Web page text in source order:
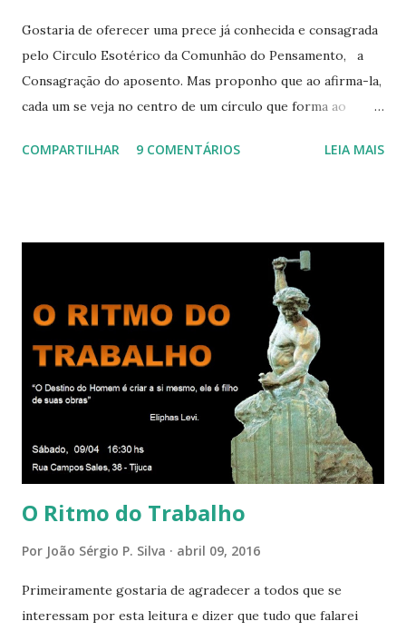
Gostaria de oferecer uma prece já conhecida e consagrada
pelo Circulo Esotérico da Comunhão do Pensamento, a
Consagração do aposento. Mas proponho que ao afirma-la,
cada um se veja no centro de um círculo que forma ao
cada um de nós mesmos. Um círculo que cresce e se
relacionamos e vai se ampliando e tocando os círculos
iluminados daqueles com que cooperamos, formando um
círculo cada vez maior de Paz e Harmonia. CONSAGRAÇÃO
DO APOSENTO Dentro do Círculo Infinito da Divina
Presença que me envolve inteiramente Afirmo: Há uma só
presença aqui: é a presença da Harmonia, que faz vibrar
todos os corações de Felicidade e Alegria. Quem quer que
aqui entre, sentirá as vibrações da Divina Harmonia. Há uma
só presença aqui: é a...
COMPARTILHAR 9 COMENTÁRIOS LEIA MAIS
O Ritmo do Trabalho
Por João Sérgio P. Silva abril 09, 2016
Primeiramente gostaria de agradecer a todos que se
interessam por esta leitura e dizer que tudo que falarei